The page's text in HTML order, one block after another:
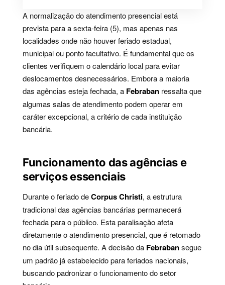
A normalização do atendimento presencial está
prevista para a sexta-feira (5), mas apenas nas
localidades onde não houver feriado estadual,
municipal ou ponto facultativo. É fundamental que os
clientes verifiquem o calendário local para evitar
deslocamentos desnecessários. Embora a maioria
das agências esteja fechada, a Febraban ressalta que
algumas salas de atendimento podem operar em
caráter excepcional, a critério de cada instituição
bancária.
Funcionamento das agências e
serviços essenciais
Durante o feriado deCorpus Christi, a estrutura
tradicional das agências bancárias permanecerá
fechada para o público. Esta paralisação afeta
diretamente o atendimento presencial, que é retomado
no dia útil subsequente. A decisão da Febrabansegue
um padrão já estabelecido para feriados nacionais,
buscando padronizar o funcionamento do setor